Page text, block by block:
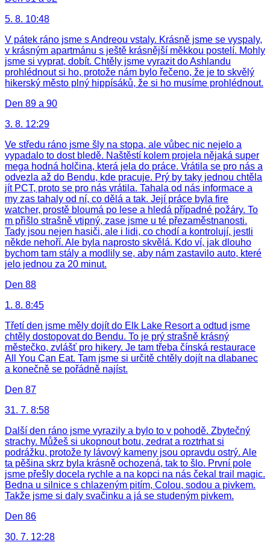
5. 8. 10:48
V pátek ráno jsme s Andreou vstaly. Krásně jsme se vyspaly,
v krásným apartmánu s ještě krásnější měkkou postelí. Mohly
jsme si vyprat, dobít. Chtěly jsme vyrazit do Ashlandu
prohlédnout si ho, protože nám bylo řečeno, že je to skvělý
hikerský město plný hippísáků, že si ho musíme prohlédnout.
Den 89 a 90
3. 8. 12:29
Ve středu ráno jsme šly na stopa, ale vůbec nic nejelo a
vypadalo to dost bledě. Naštěstí kolem projela nějaká super
mega hodná holčina, která jela do práce. Vrátila se pro nás a
odvezla až do Bendu, kde pracuje. Prý by taky jednou chtěla
jít PCT, proto se pro nás vrátila. Tahala od nás informace a
my zas tahaly od ní, co dělá a tak. Její práce byla fire
watcher, prostě bloumá po lese a hledá případné požáry. To
m přišlo strašně vtipný, zase jsme u té přezaměstnanosti.
Tady jsou nejen hasiči, ale i lidi, co chodí a kontrolují, jestli
někde nehoří. Ale byla naprosto skvělá. Kdo ví, jak dlouho
bychom tam stály a modlily se, aby nám zastavilo auto, které
jelo jednou za 20 minut.
Den 88
1. 8. 8:45
Třetí den jsme měly dojít do Elk Lake Resort a odtud jsme
chtěly dostopovat do Bendu. To je prý strašně krásný
městečko, zvlášť pro hikery. Je tam třeba čínská restaurace
All You Can Eat. Tam jsme si určitě chtěly dojít na dlabanec
a konečně se pořádně najíst.
Den 87
31. 7. 8:58
Další den ráno jsme vyrazily a bylo to v pohodě. Zbytečný
strachy. Můžeš si ukopnout botu, zedrat a roztrhat si
podrážku, protože ty lávový kameny jsou opravdu ostrý. Ale
ta pěšina skrz byla krásně ochozená, tak to šlo. První pole
jsme přešly docela rychle a na kopci na nás čekal trail magic.
Bedna u silnice s chlazeným pitím, Colou, sodou a pivkem.
Takže jsme si daly svačinku a já se studeným pivkem.
Den 86
30. 7. 12:28